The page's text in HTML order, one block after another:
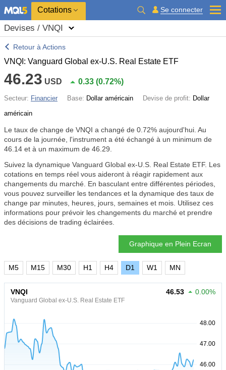
Cotations Se connecter
Devises / VNQI
Retour à Actions
VNQI: Vanguard Global ex-U.S. Real Estate ETF
46.23 USD 0.33 (0.72%)
Secteur: Financier Base: Dollar américain Devise de profit: Dollar
américain
Le taux de change de VNQI a changé de 0.72% aujourd'hui. Au
cours de la journée, l'instrument a été échangé à un minimum de
46.14 et à un maximum de 46.29.
Suivez la dynamique Vanguard Global ex-U.S. Real Estate ETF. Les
cotations en temps réel vous aideront à réagir rapidement aux
changements du marché. En basculant entre différentes périodes,
vous pouvez surveiller les tendances et la dynamique des taux de
change par minutes, heures, jours, semaines et mois. Utilisez ces
informations pour prévoir les changements du marché et prendre
des décisions de trading éclairées.
Graphique en Plein Ecran
M5 M15 M30 H1 H4 D1 W1 MN
VNQI
Vanguard Global ex-U.S. Real Estate ETF
46.53 0.00%